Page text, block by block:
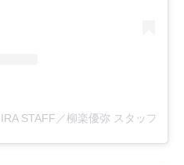
STAFF／柳楽優弥 スタッフ